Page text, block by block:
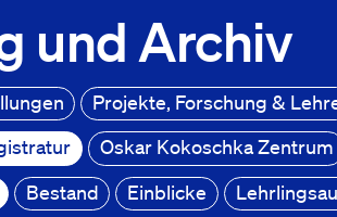
und Archiv
Projekte, Forschung &
Oskar Kokoschka Zentrum
Bestand Einblicke